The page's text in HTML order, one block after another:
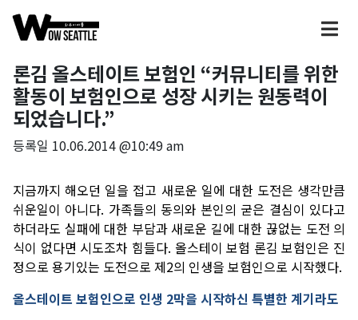
론김 올스테이트 보험인 “커뮤니티를 위한
활동이 보험인으로 성장 시키는 원동력이
되었습니다.”
등록일 10.06.2014 @10:49 am
지금까지 해오던 일을 접고 새로운 일에 대한 도전은 생각만큼
쉬운일이 아니다. 가족들의 동의와 본인의 굳은 결심이 있다고
하더라도 실패에 대한 부담과새로운 길에 대한 끊없는 도전 의
식이 없다면 시도조차 힘들다. 올스테이 보험 론김 보험인은 진
정으로 용기있는 도전으로 제2의 인생을 보험인으로 시작했다.
올스테이트 보험인으로 인생 2막을 시작하신 특별한 계기라도